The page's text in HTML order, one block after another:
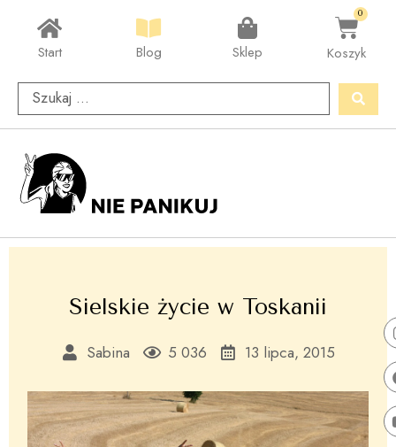
Start Blog Sklep
0
Koszyk
Sielskie życie w Toskanii
Sabina 5 036 13 lipca, 2015